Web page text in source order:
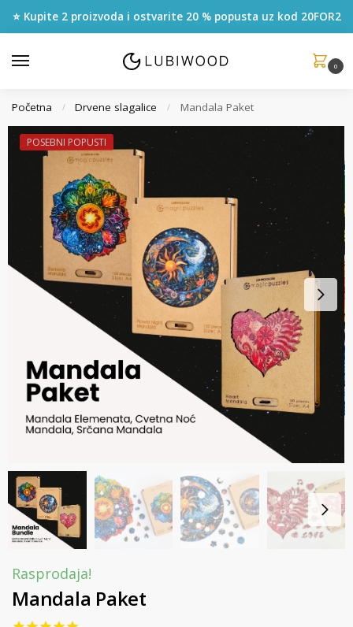
⭐ Kupite 2 proizvoda i ostvarite 20 % popusta uz kod 20FOR2
0
Početna / Drvene slagalice / Mandala Paket
POSEBNI POPUSTI
Rasprodaja!
Mandala Paket